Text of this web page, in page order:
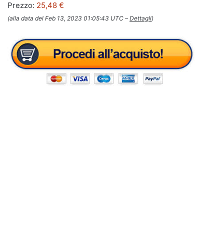
Prezzo: 25,48 €
(alla data del Feb 13, 2023 01:05:43 UTC –Dettagli)